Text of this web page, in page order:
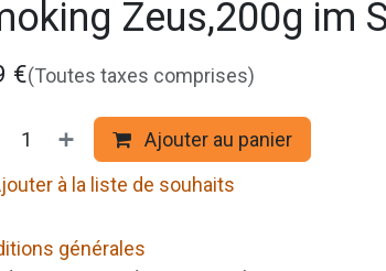
Zeus,200g im
€(Toutes taxes comprises)
Ajouter au panier
à la liste de souhaits
générales